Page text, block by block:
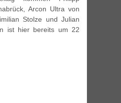
Arcon Ultra von
Stolze und Julian
ist hier bereits um 22